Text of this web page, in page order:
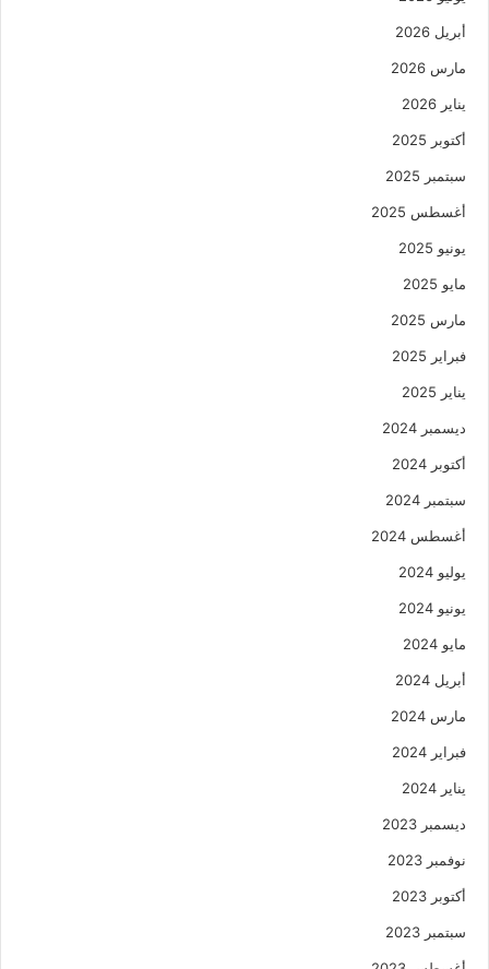
أبريل 2026
مارس 2026
يناير 2026
أكتوبر 2025
سبتمبر 2025
أغسطس 2025
يونيو 2025
مايو 2025
مارس 2025
فبراير 2025
يناير 2025
ديسمبر 2024
أكتوبر 2024
سبتمبر 2024
أغسطس 2024
يوليو 2024
يونيو 2024
مايو 2024
أبريل 2024
مارس 2024
فبراير 2024
يناير 2024
ديسمبر 2023
نوفمبر 2023
أكتوبر 2023
سبتمبر 2023